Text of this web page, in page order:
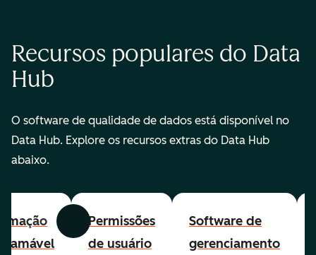
Recursos populares do Data
Hub
O software de qualidade de dados está disponível no
Data Hub. Explore os recursos extras do Data Hub
abaixo.
Anterior Avançar
Permissões
de usuário
Software de
gerenciamento